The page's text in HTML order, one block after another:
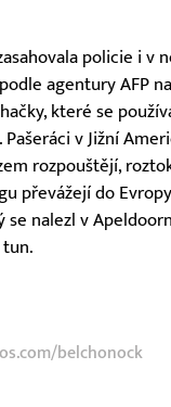
policie i v
agentury AFP
které se
Pašeráci v Jižní
rozpouštějí,
převážejí do
nalezl v
belchonock